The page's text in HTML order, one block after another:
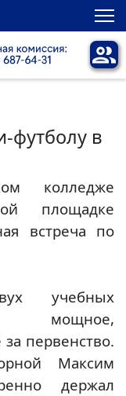
футболу в
колледже
площадке
встреча по
учебных
мощное,
первенство.
Максим
держал